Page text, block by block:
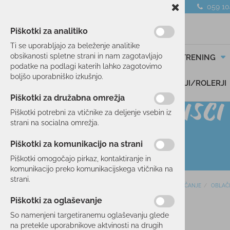
059
SMUČANJE TEK/TRENING
DARILNI BONI SKIROJI/ROLERJI
OBLAČILA
SMUČANJE
35 %
Piškotki za analitiko
Ti se uporabljajo za beleženje analitike
obsikanosti spletne strani in nam zagotavljajo
podatke na podlagi katerih lahko zagotovimo
boljšo uporabniško izkušnjo.
Piškotki za družabna omrežja
Piškotki potrebni za vtičnike za deljenje vsebin iz
strani na socialna omrežja.
Piškotki za komunikacijo na strani
Piškotki omogočajo pirkaz, kontaktiranje in
komunikacijo preko komunikacijskega vtičnika na
strani.
Piškotki za oglaševanje
So namenjeni targetiranemu oglaševanju glede
na pretekle uporabnikove aktvinosti na drugih